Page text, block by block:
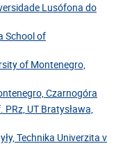
Lusófona do
School of
of Montenegro,
Czarnogóra
UT Bratysława,
Technika Univerzita v